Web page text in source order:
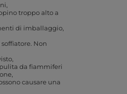
troppo alto a
di imballaggio,
Non
da fiammiferi
causare una